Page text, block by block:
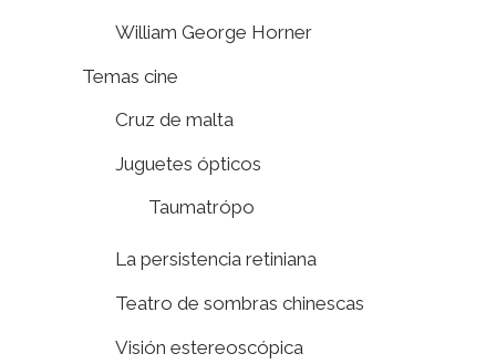
William George Horner
Temas cine
Cruz de malta
Juguetes ópticos
Taumatrópo
La persistencia retiniana
Teatro de sombras chinescas
Visión estereoscópica